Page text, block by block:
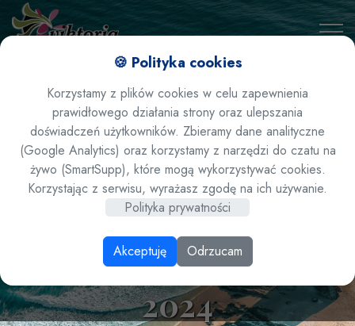
🍪 Polityka cookies
Korzystamy z plików cookies w celu zapewnienia
prawidłowego działania strony oraz ulepszania
doświadczeń użytkowników. Zbieramy dane analityczne
(Google Analytics) oraz korzystamy z narzędzi do czatu na
żywo (SmartSupp), które mogą wykorzystywać cookies.
Korzystając z serwisu, wyrażasz zgodę na ich używanie.
Polityka prywatności
Akceptuję Odrzucam
Turcja/ Marmaris/
Icmeler - hotel Faros
Premium Beach 5* lato
2024